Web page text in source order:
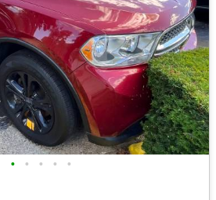
• • • • •